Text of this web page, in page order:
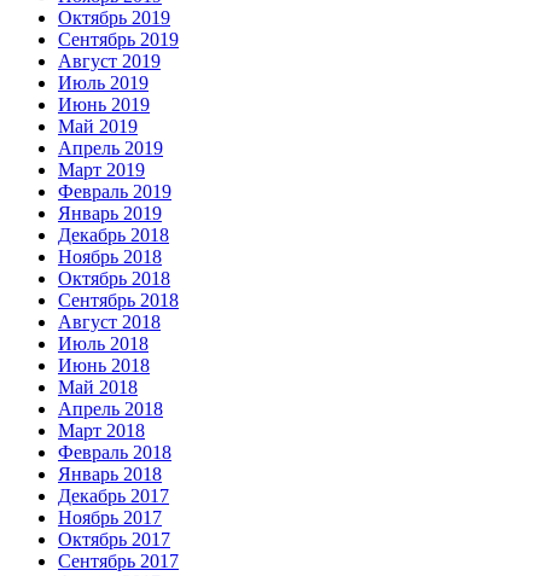
Октябрь 2019
Сентябрь 2019
Август 2019
Июль 2019
Июнь 2019
Май 2019
Апрель 2019
Март 2019
Февраль 2019
Январь 2019
Декабрь 2018
Ноябрь 2018
Октябрь 2018
Сентябрь 2018
Август 2018
Июль 2018
Июнь 2018
Май 2018
Апрель 2018
Март 2018
Февраль 2018
Январь 2018
Декабрь 2017
Ноябрь 2017
Октябрь 2017
Сентябрь 2017